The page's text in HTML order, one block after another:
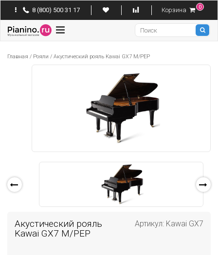
8 (800) 500 31 17 Корзина 0
Pianino
Главная / Рояли / Акустический рояль Kawai GX7 M/PEP
Акустический рояль
Kawai GX7 M/PEP
Артикул: Kawai GX7